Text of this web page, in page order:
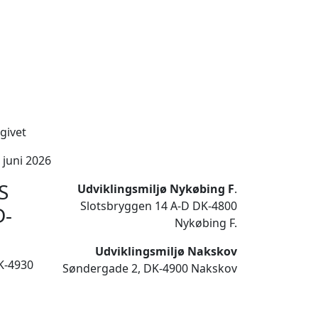
juni 2026
4930
Udviklingsmiljø Nykøbing F.
Slotsbryggen 14 A-D DK-4800
Nykøbing F.
Udviklingsmiljø Nakskov
Søndergade 2, DK-4900 Nakskov